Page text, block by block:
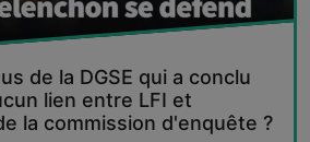
de la DGSE qui a conclu
lien entre LFI et
la commission d'enquête ?